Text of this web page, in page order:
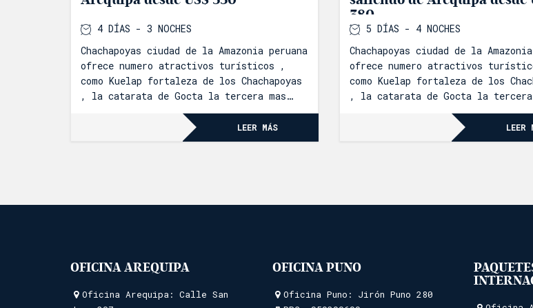
4 DÍAS - 3 NOCHES
Chachapoyas ciudad de la Amazonia peruana
ofrece numero atractivos turísticos ,
como Kuelap fortaleza de los Chachapoyas
, la catarata de Gocta la tercera mas
alta del mundo , sin duda un destino por
LEER MÁS
380
5 DÍAS - 4 NOCHES
Chachapoyas ciudad de la
ofrece numero atractivos
como Kuelap fortaleza de los
, la catarata de Gocta la tercera
alta del mundo , sin duda un
LEER
OFICINA AREQUIPA
Oficina Arequipa: Calle San
OFICINA PUNO
Oficina Puno: Jirón Puno 280